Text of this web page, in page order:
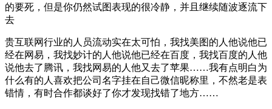
的要死，但是你仍然试图表现的很冷静，并且继续随波逐流下
去
贵互联网行业的人员流动实在太可怕，我找美图的人他说他已
经在网易，我找妙计的人他说他已经在百度，我找百度的人他
说他去了腾讯，我找网易的人他又去了苹果……我有点明白为
什么有的人喜欢把公司名字挂在自己微信昵称里，不然老是表
错情，有时合作都谈好了你才发现找错了地方……